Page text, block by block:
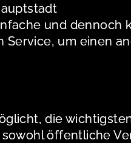
und dennoch
um einen
die
öffentliche